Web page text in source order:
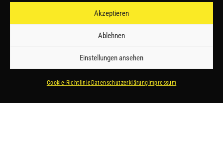
Akzeptieren
Ablehnen
Einstellungen ansehen
Cookie-Richtlinie Datenschutzerklärung Impressum